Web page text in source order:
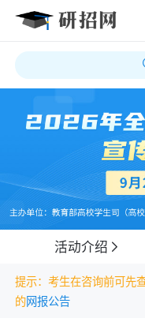
活动介绍
提示：考生在咨询前可先
的网报公告